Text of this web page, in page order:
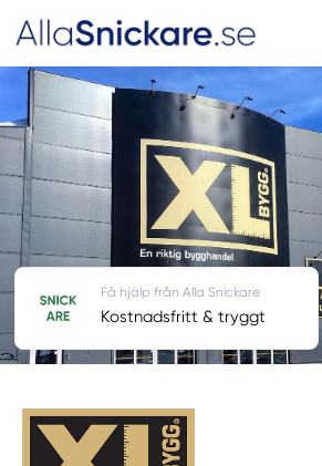
Få hjälp från Alla Snickare
Kostnadsfritt & tryggt